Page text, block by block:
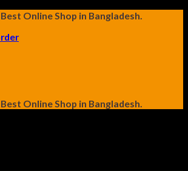
Online Shop in Bangladesh.
Online Shop in Bangladesh.